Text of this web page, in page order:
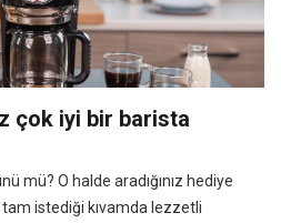
çok iyi bir barista
mü? O halde aradığınız hediye
tam istediği kıvamda lezzetli